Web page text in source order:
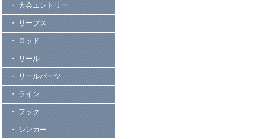
・ 大会エントリー
・ リープス
・ ロッド
・ リール
・ リールパーツ
・ ライン
・ フック
・ シンカー